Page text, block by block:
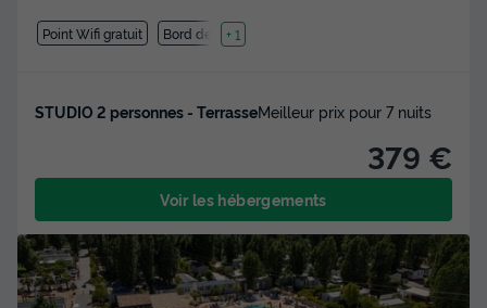
Point Wifi gratuit Bord de mer
+ 1
STUDIO 2 personnes - TerrasseMeilleur prix pour 7 nuits
379 €
Voir les hébergements